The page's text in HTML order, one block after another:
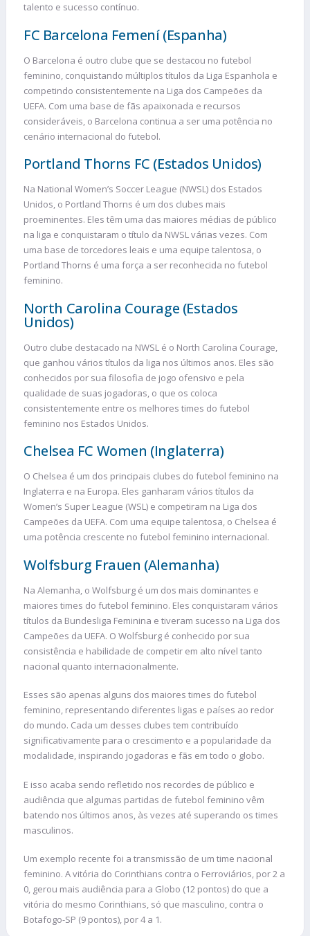
talento e sucesso contínuo.
FC Barcelona Femení (Espanha)
O Barcelona é outro clube que se destacou no futebol
feminino, conquistando múltiplos títulos da Liga Espanhola e
competindo consistentemente na Liga dos Campeões da
UEFA. Com uma base de fãs apaixonada e recursos
consideráveis, o Barcelona continua a ser uma potência no
cenário internacional do futebol.
Portland Thorns FC (Estados Unidos)
Na National Women’s Soccer League (NWSL) dos Estados
Unidos, o Portland Thorns é um dos clubes mais
proeminentes. Eles têm uma das maiores médias de público
na liga e conquistaram o título da NWSL várias vezes. Com
uma base de torcedores leais e uma equipe talentosa, o
Portland Thorns é uma força a ser reconhecida no futebol
feminino.
North Carolina Courage (Estados
Unidos)
Outro clube destacado na NWSL é o North Carolina Courage,
que ganhou vários títulos da liga nos últimos anos. Eles são
conhecidos por sua filosofia de jogo ofensivo e pela
qualidade de suas jogadoras, o que os coloca
consistentemente entre os melhores times do futebol
feminino nos Estados Unidos.
Chelsea FC Women (Inglaterra)
O Chelsea é um dos principais clubes do futebol feminino na
Inglaterra e na Europa. Eles ganharam vários títulos da
Women’s Super League (WSL) e competiram na Liga dos
Campeões da UEFA. Com uma equipe talentosa, o Chelsea é
uma potência crescente no futebol feminino internacional.
Wolfsburg Frauen (Alemanha)
Na Alemanha, o Wolfsburg é um dos mais dominantes e
maiores times do futebol feminino. Eles conquistaram vários
títulos da Bundesliga Feminina e tiveram sucesso na Liga dos
Campeões da UEFA. O Wolfsburg é conhecido por sua
consistência e habilidade de competir em alto nível tanto
nacional quanto internacionalmente.
Esses são apenas alguns dos maiores times do futebol
feminino, representando diferentes ligas e países ao redor
do mundo. Cada um desses clubes tem contribuído
significativamente para o crescimento e a popularidade da
modalidade, inspirando jogadoras e fãs em todo o globo.
E isso acaba sendo refletido nos recordes de público e
audiência que algumas partidas de futebol feminino vêm
batendo nos últimos anos, às vezes até superando os times
masculinos.
Um exemplo recente foi a transmissão de um time nacional
feminino. A vitória do Corinthians contra o Ferroviários, por 2 a
0, gerou mais audiência para a Globo (12 pontos) do que a
vitória do mesmo Corinthians, só que masculino, contra o
Botafogo-SP (9 pontos), por 4 a 1.